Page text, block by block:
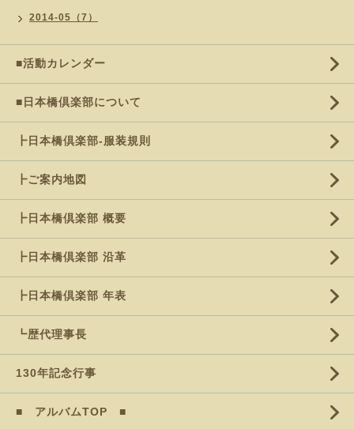
2014-05（7）
■活動カレンダー
■日本橋倶楽部について
┣日本橋倶楽部-服装規則
┣ご案内地図
┣日本橋倶楽部 概要
┣日本橋倶楽部 沿革
┣日本橋倶楽部 年表
┗歴代理事長
130年記念行事
■ アルバムTOP ■